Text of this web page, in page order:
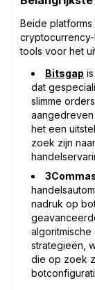
Beide
tools voor het
Bitsgap
dat
slimme
het een
zoek zijn
nadruk op
algoritmische
strategieën,
die op zoek